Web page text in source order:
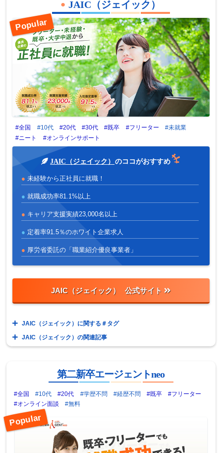
JAIC（ジェイック）
#全国 #10代 #20代 #30代 #既卒 #フリーター
#未就業
#ニート
#オンラインサポート
JAIC（ジェイック） のココがおすすめ
未経験から正社員に就職！
就職成功率81.1%以上
キャリア支援実績23,000名以上
定着率91.5％のホワイト企業求人
厚労省委託の「職業紹介優良事業者」
JAIC（ジェイック）
JAIC（ジェイック）に関する＃タグ
JAIC（ジェイック）の関連記事
第二新卒エージェントneo
#全国 #10代 #20代 #学歴不問 #経歴不問 #既卒
#フリーター
#オンライン面談
#無料